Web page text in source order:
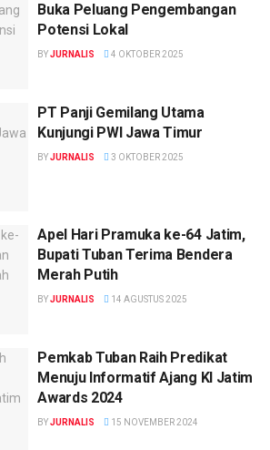
Buka Peluang Pengembangan
Potensi Lokal
BYJURNALIS 4 OKTOBER 2025
PT Panji Gemilang Utama
Kunjungi PWI Jawa Timur
BYJURNALIS 3 OKTOBER 2025
Apel Hari Pramuka ke-64 Jatim,
Bupati Tuban Terima Bendera
Merah Putih
BYJURNALIS 14 AGUSTUS 2025
Pemkab Tuban Raih Predikat
Menuju Informatif Ajang KI Jatim
Awards 2024
BYJURNALIS 15 NOVEMBER 2024